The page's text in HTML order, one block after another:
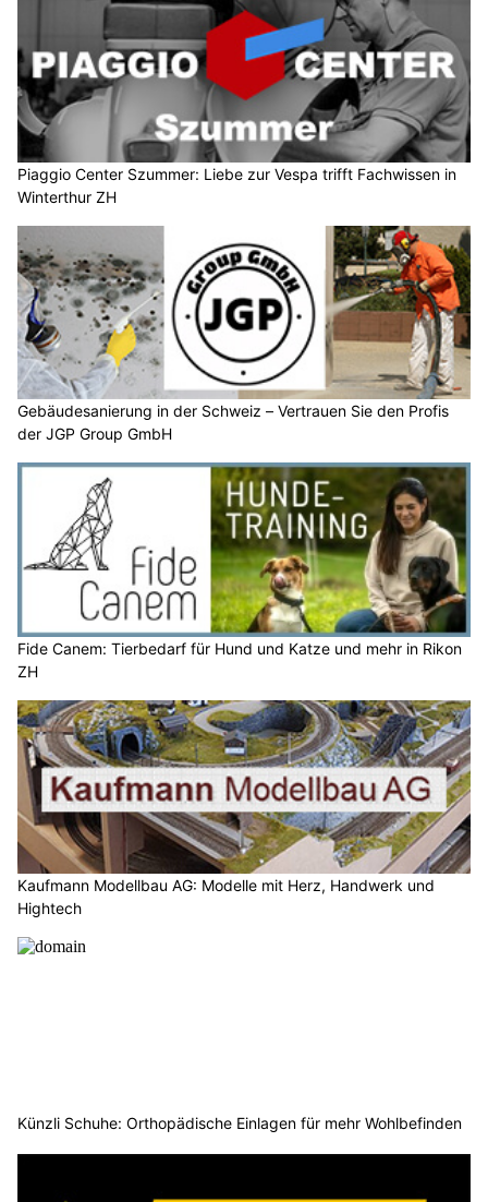
Piaggio Center Szummer: Liebe zur Vespa trifft Fachwissen in
Winterthur ZH
Gebäudesanierung in der Schweiz – Vertrauen Sie den Profis
der JGP Group GmbH
Fide Canem: Tierbedarf für Hund und Katze und mehr in Rikon
ZH
Kaufmann Modellbau AG: Modelle mit Herz, Handwerk und
Hightech
Künzli Schuhe: Orthopädische Einlagen für mehr Wohlbefinden